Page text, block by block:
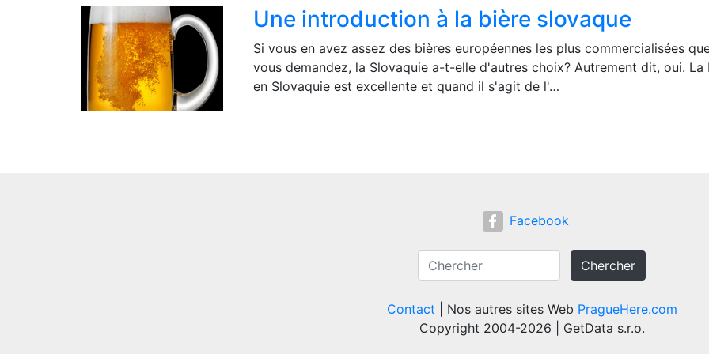
Une introduction à la bière slovaque
Si vous en avez assez des bières européennes les plus commercialisées
vous demandez, la Slovaquie a-t-elle d'autres choix? Autrement dit, oui. La
en Slovaquie est excellente et quand il s'agit de l'…
Facebook
Chercher
Contact | Nos autres sites Web PragueHere.com
Copyright 2004-2026 | GetData s.r.o.